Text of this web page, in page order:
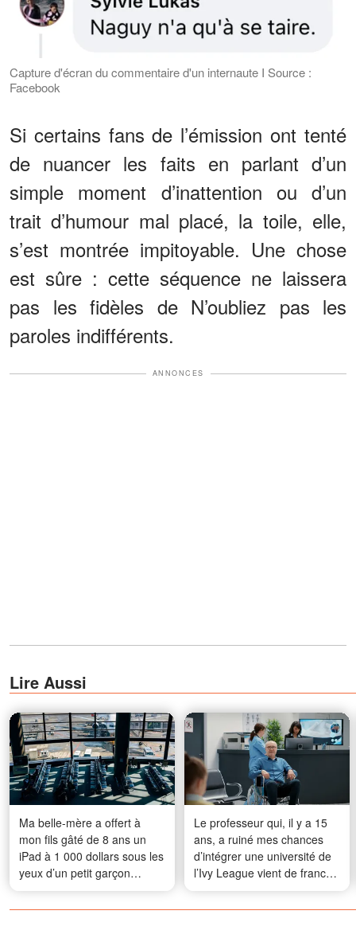
Capture d'écran du commentaire d'un internaute I Source :
Facebook
Si certains fans de l’émission ont tenté
de nuancer les faits en parlant d’un
simple moment d’inattention ou d’un
trait d’humour mal placé, la toile, elle,
s’est montrée impitoyable. Une chose
est sûre : cette séquence ne laissera
pas les fidèles de N’oubliez pas les
paroles indifférents.
ANNONCES
Lire Aussi
Ma belle-mère a offert à
mon fils gâté de 8 ans un
iPad à 1 000 dollars sous les
yeux d’un petit garçon
affamé – Ce que j’ai fait
ensuite a ému aux larmes
Le professeur qui, il y a 15
ans, a ruiné mes chances
d’intégrer une université de
l’Ivy League vient de franchir
le seuil de ma clinique privée
pour me supplier de l’aider